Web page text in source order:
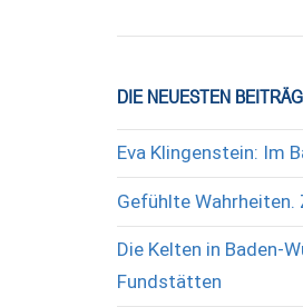
DIE NEUESTEN
Eva Klingenstein: Im
Gefühlte
Die Kelten in Baden-
Fundstätten